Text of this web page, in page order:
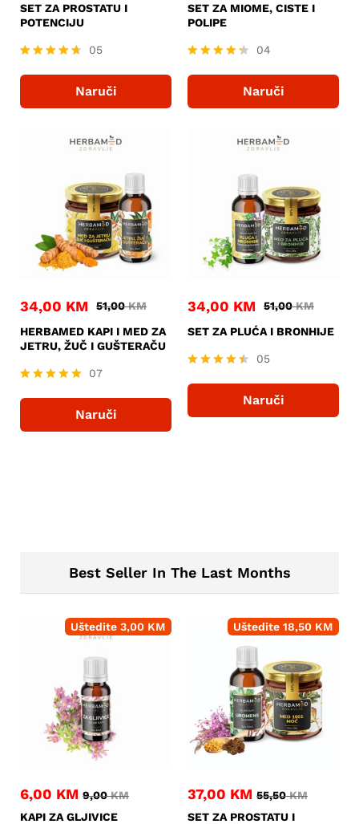
SET ZA PROSTATU I
POTENCIJU
4.60
05
Naruči
SET ZA MIOME, CISTE I
POLIPE
4.25
04
Naruči
34,00 KM 51,00KM
HERBAMED KAPI I MED ZA
JETRU, ŽUČ I GUŠTERAČU
4.86
07
Naruči
34,00 KM 51,00KM
SET ZA PLUĆA I BRONHIJE
4.40
05
Naruči
Best Seller In The Last Months
Uštedite 3,00 KM
6,00 KM 9,00KM
KAPI ZA GLJIVICE
Uštedite 18,50 KM
37,00 KM 55,50KM
SET ZA PROSTATU I